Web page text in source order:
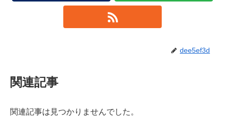
dee5ef3d
関連記事
関連記事は見つかりませんでした。